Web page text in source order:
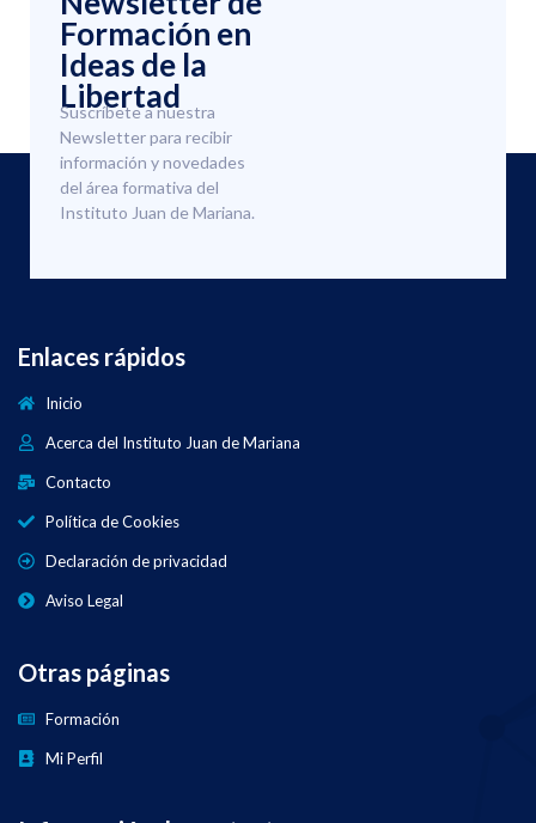
Formación en
Ideas de la
Libertad
Suscríbete a nuestra
Newsletter para recibir
información y novedades
del área formativa del
Instituto Juan de Mariana.
Enlaces rápidos
Inicio
Acerca del Instituto Juan de Mariana
Contacto
Política de Cookies
Declaración de privacidad
Aviso Legal
Otras páginas
Formación
Mi Perfil